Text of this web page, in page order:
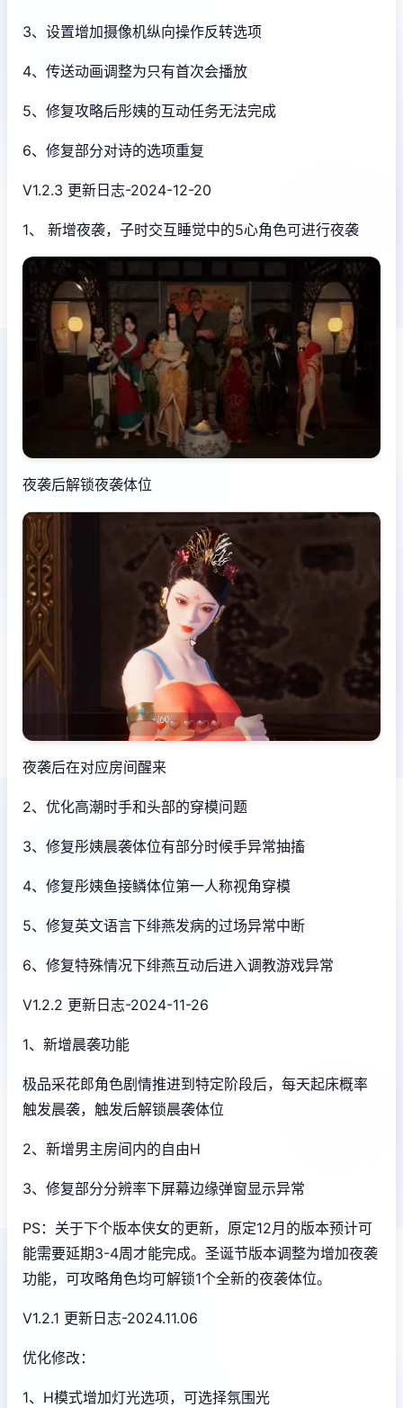
3、设置增加摄像机纵向操作反转选项
4、传送动画调整为只有首次会播放
5、修复攻略后彤姨的互动任务无法完成
6、修复部分对诗的选项重复
V1.2.3 更新日志-2024-12-20
1、 新增夜袭，子时交互睡觉中的5心角色可进行夜袭
夜袭后解锁夜袭体位
夜袭后在对应房间醒来
2、优化高潮时手和头部的穿模问题
3、修复彤姨晨袭体位有部分时候手异常抽搐
4、修复彤姨鱼接鳞体位第一人称视角穿模
5、修复英文语言下绯燕发病的过场异常中断
6、修复特殊情况下绯燕互动后进入调教游戏异常
V1.2.2 更新日志-2024-11-26
1、新增晨袭功能
极品采花郎角色剧情推进到特定阶段后，每天起床概率
触发晨袭，触发后解锁晨袭体位
2、新增男主房间内的自由H
3、修复部分分辨率下屏幕边缘弹窗显示异常
PS：关于下个版本侠女的更新，原定12月的版本预计可
能需要延期3-4周才能完成。圣诞节版本调整为增加夜袭
功能，可攻略角色均可解锁1个全新的夜袭体位。
V1.2.1 更新日志-2024.11.06
优化修改：
1、H模式增加灯光选项，可选择氛围光